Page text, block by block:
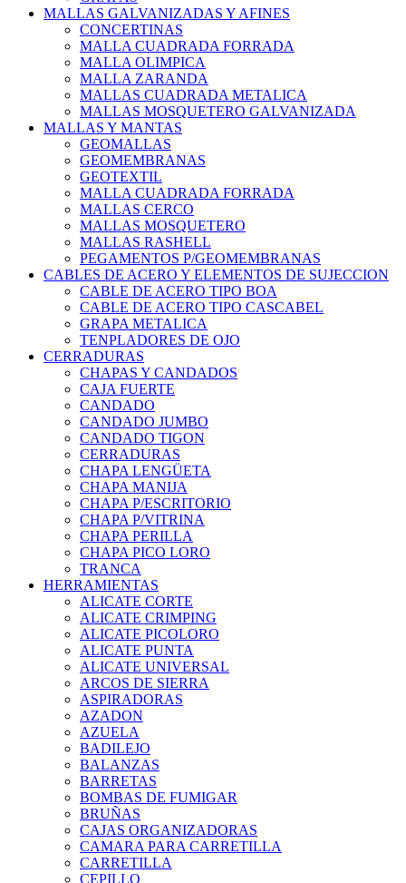
MALLAS GALVANIZADAS Y AFINES
CONCERTINAS
MALLA CUADRADA FORRADA
MALLA OLIMPICA
MALLA ZARANDA
MALLAS CUADRADA METALICA
MALLAS MOSQUETERO GALVANIZADA
MALLAS Y MANTAS
GEOMALLAS
GEOMEMBRANAS
GEOTEXTIL
MALLA CUADRADA FORRADA
MALLAS CERCO
MALLAS MOSQUETERO
MALLAS RASHELL
PEGAMENTOS P/GEOMEMBRANAS
CABLES DE ACERO Y ELEMENTOS DE SUJECCION
CABLE DE ACERO TIPO BOA
CABLE DE ACERO TIPO CASCABEL
GRAPA METALICA
TENPLADORES DE OJO
CERRADURAS
CHAPAS Y CANDADOS
CAJA FUERTE
CANDADO
CANDADO JUMBO
CANDADO TIGON
CERRADURAS
CHAPA LENGÜETA
CHAPA MANIJA
CHAPA P/ESCRITORIO
CHAPA P/VITRINA
CHAPA PERILLA
CHAPA PICO LORO
TRANCA
HERRAMIENTAS
ALICATE CORTE
ALICATE CRIMPING
ALICATE PICOLORO
ALICATE PUNTA
ALICATE UNIVERSAL
ARCOS DE SIERRA
ASPIRADORAS
AZADON
AZUELA
BADILEJO
BALANZAS
BARRETAS
BOMBAS DE FUMIGAR
BRUÑAS
CAJAS ORGANIZADORAS
CAMARA PARA CARRETILLA
CARRETILLA
CEPILLO